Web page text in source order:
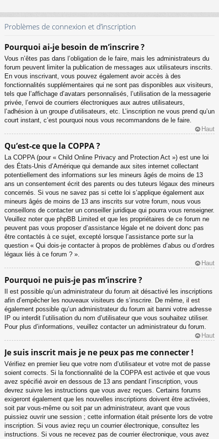
Problèmes de connexion et d’inscription
Pourquoi ai-je besoin de m’inscrire ?
Vous n’êtes pas dans l’obligation de le faire, mais les administrateurs du
forum peuvent limiter la publication de messages aux utilisateurs inscrits.
En vous inscrivant, vous pouvez également avoir accès à des
fonctionnalités supplémentaires qui ne sont pas disponibles aux visiteurs,
tels que l’affichage d’avatars personnalisés, l’utilisation de la messagerie
privée, l’envoi de courriers électroniques aux autres utilisateurs,
l’adhésion à un groupe d’utilisateurs, etc. L’inscription ne vous prend qu’un
court instant, c’est pourquoi nous vous recommandons de le faire.
Haut
Qu’est-ce que la COPPA ?
La COPPA (pour « Child Online Privacy and Protection Act ») est une loi
des États-Unis d’Amérique qui demande aux sites internet collectant
potentiellement des informations sur les mineurs âgés de moins de 13
ans un consentement écrit des parents ou des tuteurs légaux des mineurs
concernés. Si vous ne savez pas si cette loi s’applique également aux
mineurs âgés de moins de 13 ans inscrits sur votre forum, nous vous
conseillons de contacter un conseiller juridique qui pourra vous renseigner.
Veuillez noter que phpBB Limited et que les propriétaires de ce forum ne
peuvent pas vous proposer d’assistance légale et ne doivent donc pas
être contactés à ce sujet, excepté lorsque l’assistance porte sur la
question « Qui dois-je contacter à propos de problèmes d’abus ou d’ordres
légaux liés à ce forum ? ».
Haut
Pourquoi ne puis-je pas m’inscrire ?
Il est possible qu’un administrateur du forum ait désactivé les inscriptions
afin d’empêcher les nouveaux visiteurs de s’inscrire. De même, il est
également possible qu’un administrateur du forum ait banni votre adresse
IP ou interdit l’utilisation du nom d’utilisateur que vous souhaitez utiliser.
Pour plus d’informations, veuillez contacter un administrateur du forum.
Haut
Je suis inscrit mais je ne peux pas me connecter !
Vérifiez en premier lieu que votre nom d’utilisateur et votre mot de passe
soient corrects. Si la fonctionnalité de la COPPA est activée et que vous
avez spécifié avoir en dessous de 13 ans pendant l’inscription, vous
devrez suivre les instructions que vous avez reçues. Certains forums
exigeront également que les nouvelles inscriptions doivent être activées,
soit par vous-même ou soit par un administrateur, avant que vous
puissiez ouvrir une session ; cette information était présente lors de votre
inscription. Si vous aviez reçu un courrier électronique, consultez les
instructions. Si vous ne recevez pas de courrier électronique, vous avez